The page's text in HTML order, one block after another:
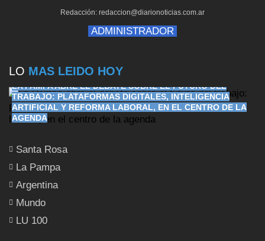
Redacción: redaccion@diarionoticias.com.ar
ADMINISTRADOR
LO MAS LEIDO HOY
LA PAMPA ABRE EL DEBATE SOBRE EL FUTURO DEL
TRABAJO: PLATAFORMAS DIGITALES, INTELIGENCIA
ARTIFICIAL Y REFORMA LABORAL, EN EL CENTRO DE LA
AGENDA
Santa Rosa
La Pampa
Argentina
Mundo
LU 100